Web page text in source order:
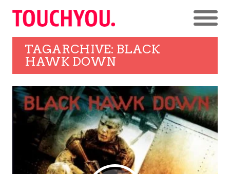
TAGARCHIVE: BLACK
HAWK DOWN